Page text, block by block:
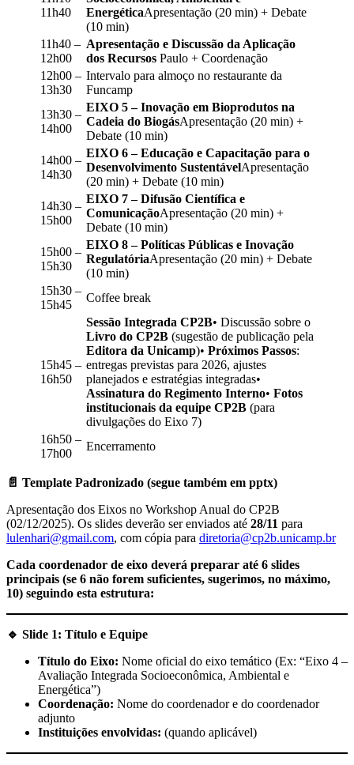
11h40
EnergéticaApresentação (20 min) + Debate
(10 min)
11h40 –
12h00
Apresentação e Discussão da Aplicação
dos Recursos Paulo + Coordenação
12h00 –
13h30
Intervalo para almoço no restaurante da
Funcamp
13h30 –
14h00
EIXO 5 – Inovação em Bioprodutos na
Cadeia do BiogásApresentação (20 min) +
Debate (10 min)
14h00 –
14h30
EIXO 6 – Educação e Capacitação para o
Desenvolvimento SustentávelApresentação
(20 min) + Debate (10 min)
14h30 –
15h00
EIXO 7 – Difusão Científica e
ComunicaçãoApresentação (20 min) +
Debate (10 min)
15h00 –
15h30
EIXO 8 – Políticas Públicas e Inovação
RegulatóriaApresentação (20 min) + Debate
(10 min)
15h30 –
15h45
Coffee break
15h45 –
16h50
Sessão Integrada CP2B• Discussão sobre o
Livro do CP2B (sugestão de publicação pela
Editora da Unicamp)• Próximos Passos:
entregas previstas para 2026, ajustes
planejados e estratégias integradas•
Assinatura do Regimento Interno• Fotos
institucionais da equipe CP2B (para
divulgações do Eixo 7)
16h50 –
17h00
Encerramento
📄 Template Padronizado (segue também em pptx)
Apresentação dos Eixos no Workshop Anual do CP2B
(02/12/2025). Os slides deverão ser enviados até 28/11 para
lulenhari@gmail.com, com cópia para diretoria@cp2b.unicamp.br
Cada coordenador de eixo deverá preparar até 6 slides
principais (se 6 não forem suficientes, sugerimos, no máximo,
10) seguindo esta estrutura:
🔹 Slide 1: Título e Equipe
Título do Eixo: Nome oficial do eixo temático (Ex: “Eixo 4 –
Avaliação Integrada Socioeconômica, Ambiental e
Energética”)
Coordenação: Nome do coordenador e do coordenador
adjunto
Instituições envolvidas: (quando aplicável)